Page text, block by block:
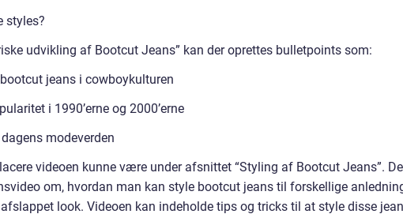
styles?
udvikling af Bootcut Jeans” kan der oprettes bulletpoints som:
jeans i cowboykulturen
i 1990’erne og 2000’erne
modeverden
videoen kunne være under afsnittet “Styling af Bootcut Jeans”.
om, hvordan man kan style bootcut jeans til forskellige
look. Videoen kan indeholde tips og tricks til at style disse